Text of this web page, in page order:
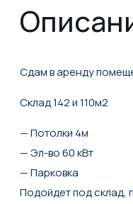
Сдам в аренду
Склад 142 и 110м2
— Потолки 4м
— Эл-во 60 кВт
— Парковка
Подойдет под склад,